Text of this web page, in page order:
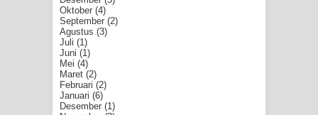
Oktober (4)
September (2)
Agustus (3)
Juli (1)
Juni (1)
Mei (4)
Maret (2)
Februari (2)
Januari (6)
Desember (1)